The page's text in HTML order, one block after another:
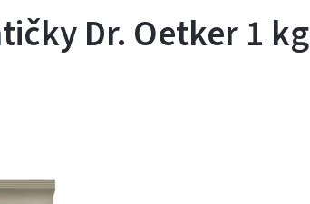
Dr. Oetker 1 kg